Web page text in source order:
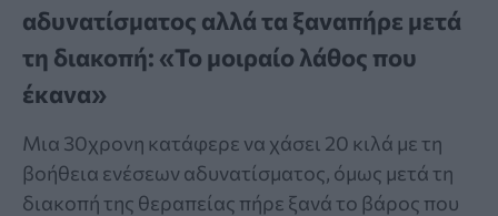
αδυνατίσματος αλλά τα ξαναπήρε μετά
τη διακοπή: «Το μοιραίο λάθος που
έκανα»
Μια 30χρονη κατάφερε να χάσει 20 κιλά με τη
βοήθεια ενέσεων αδυνατίσματος, όμως μετά τη
διακοπή της θεραπείας πήρε ξανά το βάρος που